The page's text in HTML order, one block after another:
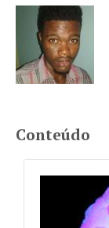
Conteúdo